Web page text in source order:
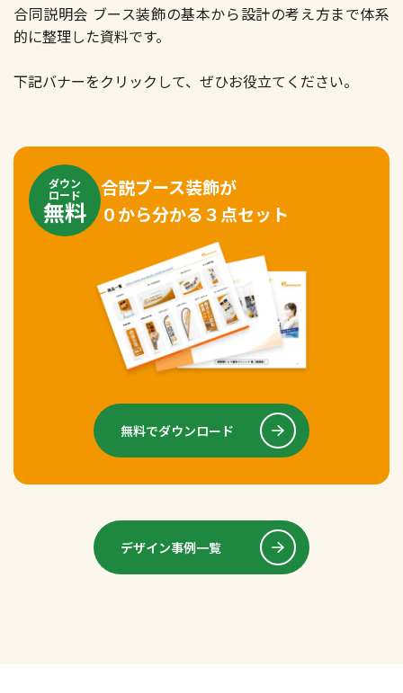
合同説明会 ブース装飾の基本から設計の考え方まで体系
的に整理した資料です。
下記バナーをクリックして、ぜひお役立てください。
ダウン
ロード
無料
合説ブース装飾が
０から分かる３点セット
無料でダウンロード
デザイン事例一覧